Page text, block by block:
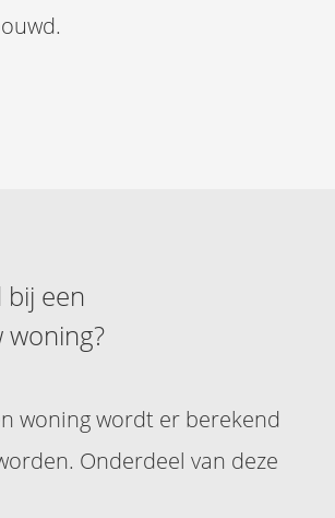
een
woning wordt er berekend
Onderdeel van deze